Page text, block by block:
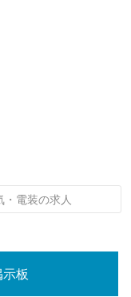
・電装の求人
板